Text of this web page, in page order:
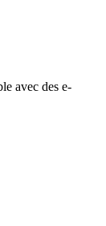
avec des e-